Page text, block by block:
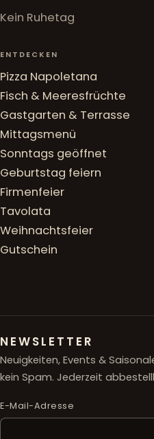
Kein Ruhetag
ENTDECKEN
Pizza Napoletana
Fisch & Meeresfrüchte
Gastgarten & Terrasse
Mittagsmenü
Sonntags geöffnet
Geburtstag feiern
Firmenfeier
Tavolata
Weihnachtsfeier
Gutschein
NEWSLETTER
Neuigkeiten, Events &
kein Spam. Jederzeit
E-Mail-Adresse